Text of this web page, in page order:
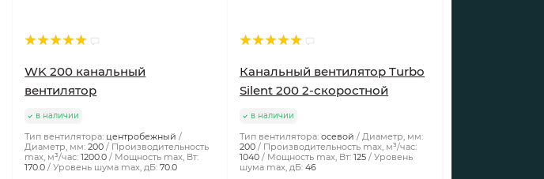
WK 200 канальный
вентилятор
в наличии
Тип вентилятора: центробежный
Диаметр, мм: 200
Производительность
max, м³/час: 1200.0
Мощность max, Вт:
170.0
Уровень шума max, дБ: 70.0
Канальный вентилятор Turbo
Silent 200 2-скоростной
в наличии
Тип вентилятора: осевой
Диаметр, мм:
200
Производительность max, м³/час:
1040
Мощность max, Вт: 125
Уровень
шума max, дБ: 46